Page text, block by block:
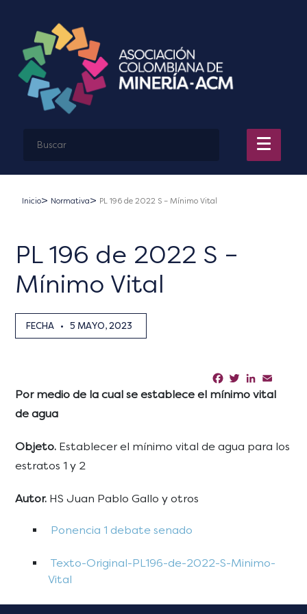
Inicio Normativa PL 196 de 2022 S – Mínimo Vital
PL 196 de 2022 S –
Mínimo Vital
FECHA • 5 MAYO, 2023
Facebook
TwitterLinkedIn
Por medio de la cual se establece el mínimo vital
de agua
Objeto. Establecer el mínimo vital de agua para los
estratos 1 y 2
Autor. HS Juan Pablo Gallo y otros
Ponencia 1 debate senado
Texto-Original-PL196-de-2022-S-Minimo-
Vital